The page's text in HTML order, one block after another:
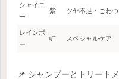
シャイニ
ー
紫 ツヤ不足・ごわつ
レインボ
ー
虹 スペシャルケア
📌 シャンプーとトリート